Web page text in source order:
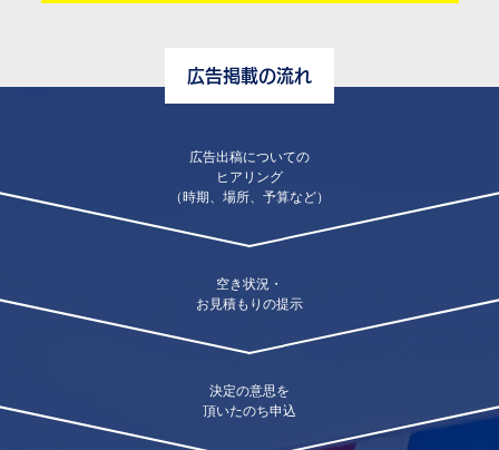
広告掲載の流れ
広告出稿についての
ヒアリング
（時期、場所、予算など）
空き状況・
お見積もりの提示
決定の意思を
頂いたのち申込